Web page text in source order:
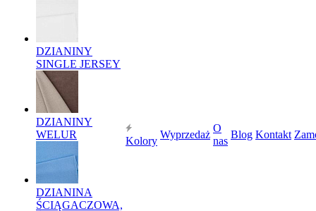
DZIANINY
SINGLE JERSEY
DZIANINY
WELUR
DZIANINA
ŚCIĄGACZOWA,
Kolory
Wyprzedaż
O
nas
Blog Kontakt